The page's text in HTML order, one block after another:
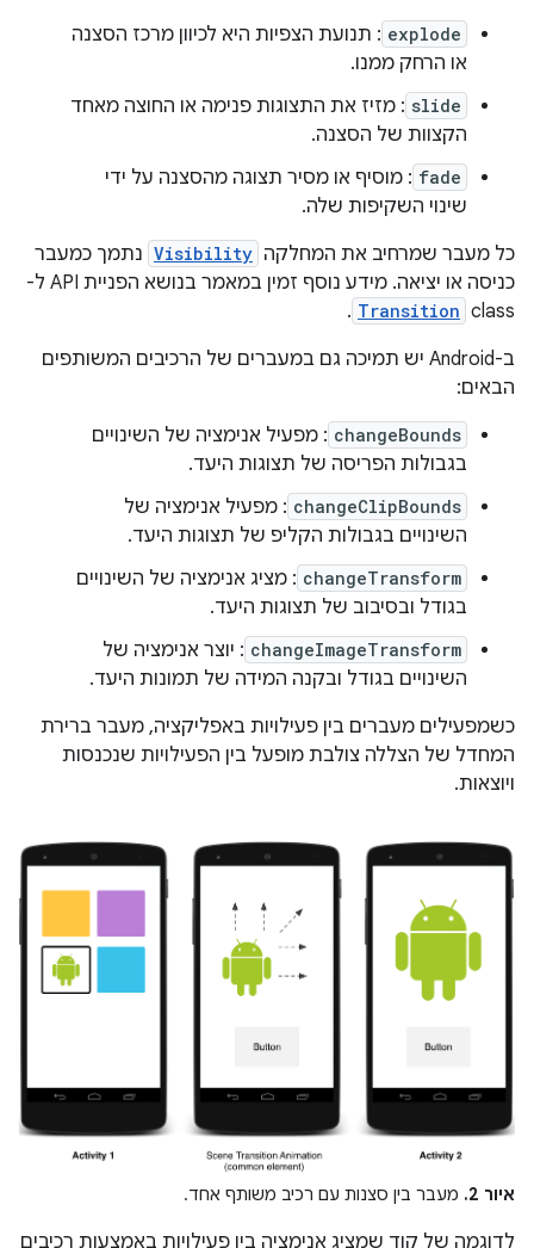
explode : תנועת הצפיות היא לכיוון מרכז הסצנה
או הרחק ממנו.
slide : מזיז את התצוגות פנימה או החוצה מאחד
הקצוות של הסצנה.
fade : מוסיף או מסיר תצוגה מהסצנה על ידי
שינוי השקיפות שלה.
כל מעבר שמרחיב את המחלקה Visibility נתמך כמעבר
כניסה או יציאה. מידע נוסף זמין במאמר בנושא הפניית API ל-
class‏
Transition
.
ב-Android יש תמיכה גם במעברים של הרכיבים המשותפים
הבאים:
changeBounds : מפעיל אנימציה של השינויים
בגבולות הפריסה של תצוגות היעד.
changeClipBounds : מפעיל אנימציה של
השינויים בגבולות הקליפ של תצוגות היעד.
changeTransform : מציג אנימציה של השינויים
בגודל ובסיבוב של תצוגות היעד.
changeImageTransform : יוצר אנימציה של
השינויים בגודל ובקנה המידה של תמונות היעד.
כשמפעילים מעברים בין פעילויות באפליקציה, מעבר ברירת
המחדל של הצללה צולבת מופעל בין הפעילויות שנכנסות
ויוצאות.
איור 2. מעבר בין סצנות עם רכיב משותף אחד.
לדוגמה של קוד שמציג אנימציה בין פעילויות באמצעות רכיבים